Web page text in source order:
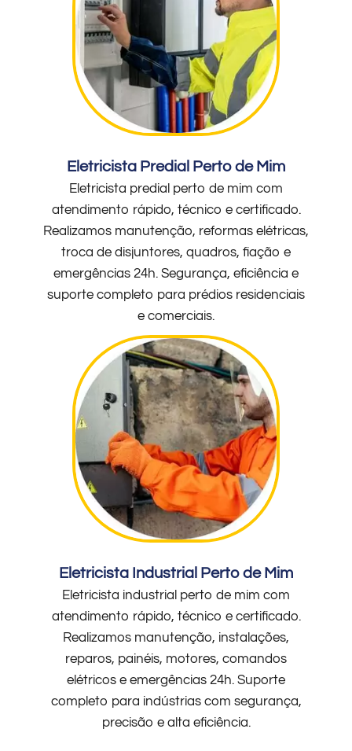
Eletricista Predial Perto de Mim
Eletricista predial perto de mim com
atendimento rápido, técnico e certificado.
Realizamos manutenção, reformas elétricas,
troca de disjuntores, quadros, fiação e
emergências 24h. Segurança, eficiência e
suporte completo para prédios residenciais
e comerciais.
Eletricista Industrial Perto de Mim
Eletricista industrial perto de mim com
atendimento rápido, técnico e certificado.
Realizamos manutenção, instalações,
reparos, painéis, motores, comandos
elétricos e emergências 24h. Suporte
completo para indústrias com segurança,
precisão e alta eficiência.